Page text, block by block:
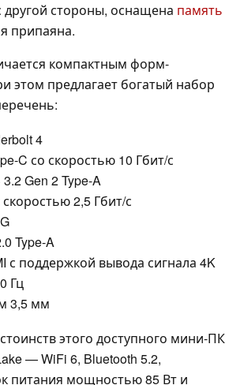
другой стороны, оснащена память
припаяна.
компактным форм-
этом предлагает богатый набор
4
C со скоростью 10 Гбит/с
Gen 2 Type-A
2,5 Гбит/с
Type-A
с поддержкой вывода сигнала 4K
Гц
3,5 мм
этого доступного мини-ПК
— WiFi 6, Bluetooth 5.2,
питания мощностью 85 Вт и